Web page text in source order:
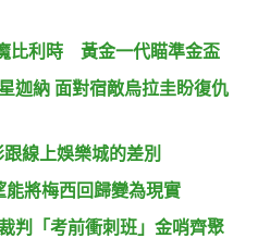
比利時 黃金一代瞄準金盃
迦納 面對宿敵烏拉圭盼復仇
線上娛樂城的差別
將梅西回歸變為現實
判「考前衝刺班」金哨齊聚